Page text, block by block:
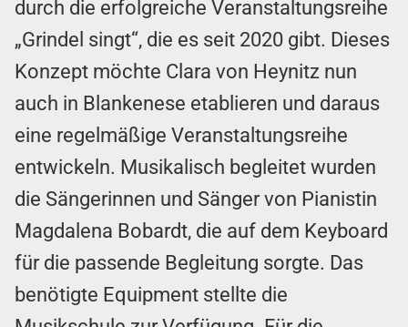
durch die erfolgreiche Veranstaltungsreihe
„Grindel singt“, die es seit 2020 gibt. Dieses
Konzept möchte Clara von Heynitz nun
auch in Blankenese etablieren und daraus
eine regelmäßige Veranstaltungsreihe
entwickeln. Musikalisch begleitet wurden
die Sängerinnen und Sänger von Pianistin
Magdalena Bobardt, die auf dem Keyboard
für die passende Begleitung sorgte. Das
benötigte Equipment stellte die